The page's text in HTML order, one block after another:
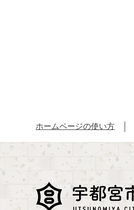
ホームページの使い方